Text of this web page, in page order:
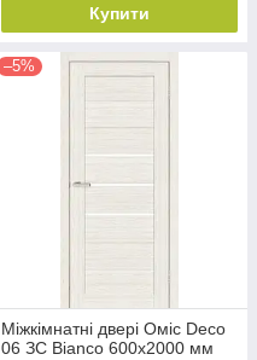
Купити
–5%
Міжкімнатні двері Оміс Deco
06 ЗС Bianco 600х2000 мм